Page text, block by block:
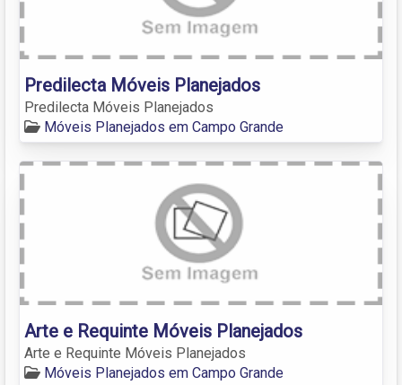
Predilecta Móveis Planejados
Predilecta Móveis Planejados
Móveis Planejados em Campo Grande
Arte e Requinte Móveis Planejados
Arte e Requinte Móveis Planejados
Móveis Planejados em Campo Grande